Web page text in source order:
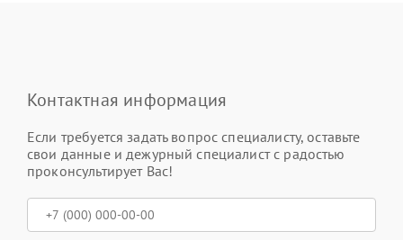
Контактная информация
Если требуется задать вопрос специалисту, оставьте
свои данные и дежурный специалист с радостью
проконсультирует Вас!